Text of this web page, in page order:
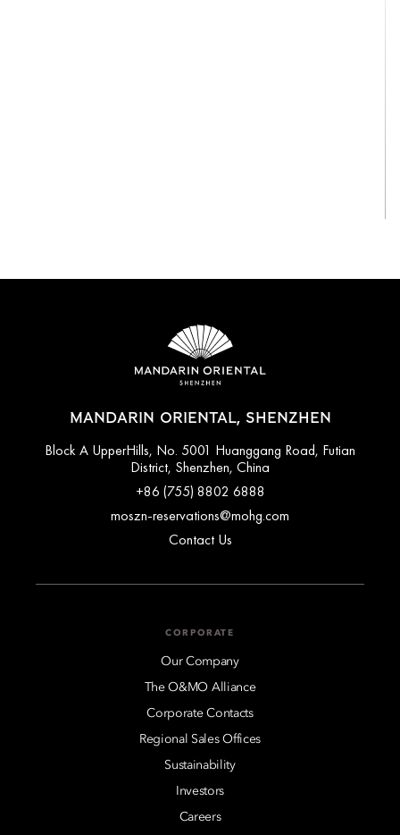
MANDARIN ORIENTAL, SHENZHEN
Block A UpperHills, No. 5001 Huanggang Road, Futian
District, Shenzhen, China
+86 (755) 8802 6888
moszn-reservations@mohg.com
Contact Us
CORPORATE
Our Company
The O&MO Alliance
Corporate Contacts
Regional Sales Offices
Sustainability
Investors
Careers